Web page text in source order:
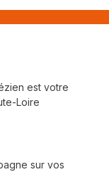
est votre
Loire
sur vos